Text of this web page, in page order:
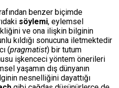
benzer biçimde
söylemi, eylemsel
ve ona ilişkin bilginin
kıldığı sonucuna iletmektedir
(pragmatist) bir tutum
işkenceci yöntem önerileri
yaşamın dış dünyanın
nesnelliğini dayattığı